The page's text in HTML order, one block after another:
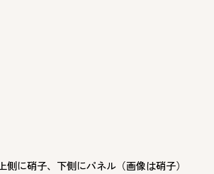
側に硝子、下側にパネル（画像は硝子）